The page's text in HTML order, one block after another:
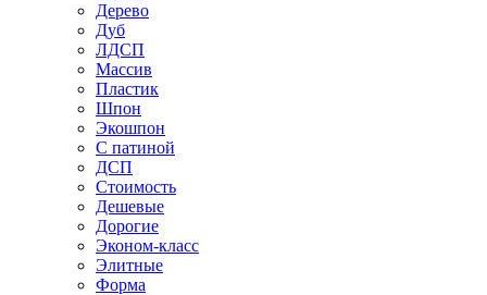
Дерево
Дуб
ЛДСП
Массив
Пластик
Шпон
Экошпон
С патиной
ДСП
Стоимость
Дешевые
Дорогие
Эконом-класс
Элитные
Форма